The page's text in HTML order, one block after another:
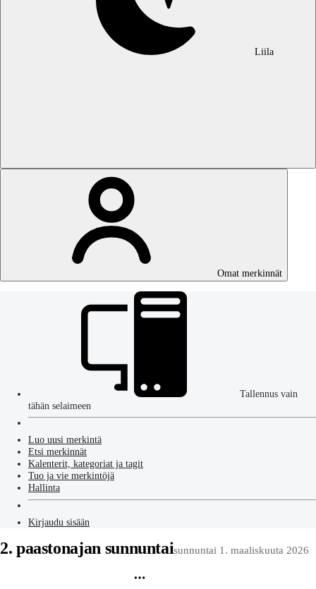
Liila
Omat merkinnät
Tallennus vain
tähän selaimeen
Luo uusi merkintä
Etsi merkinnät
Kalenterit, kategoriat ja tagit
Tuo ja vie merkintöjä
Hallinta
Kirjaudu sisään
2. paastonajan sunnuntaisunnuntai 1. maaliskuuta 2026